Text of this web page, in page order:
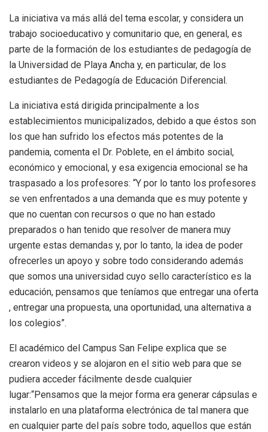
La iniciativa va más allá del tema escolar, y considera un
trabajo socioeducativo y comunitario que, en general, es
parte de la formación de los estudiantes de pedagogía de
la Universidad de Playa Ancha y, en particular, de los
estudiantes de Pedagogía de Educación Diferencial.
La iniciativa está dirigida principalmente a los
establecimientos municipalizados, debido a que éstos son
los que han sufrido los efectos más potentes de la
pandemia, comenta el Dr. Poblete, en el ámbito social,
económico y emocional, y esa exigencia emocional se ha
traspasado a los profesores: “Y por lo tanto los profesores
se ven enfrentados a una demanda que es muy potente y
que no cuentan con recursos o que no han estado
preparados o han tenido que resolver de manera muy
urgente estas demandas y, por lo tanto, la idea de poder
ofrecerles un apoyo y sobre todo considerando además
que somos una universidad cuyo sello característico es la
educación, pensamos que teníamos que entregar una oferta
, entregar una propuesta, una oportunidad, una alternativa a
los colegios”.
El académico del Campus San Felipe explica que se
crearon videos y se alojaron en el sitio web para que se
pudiera acceder fácilmente desde cualquier
lugar:“Pensamos que la mejor forma era generar cápsulas e
instalarlo en una plataforma electrónica de tal manera que
en cualquier parte del país sobre todo, aquellos que están